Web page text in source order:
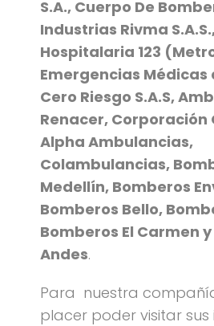
S.A., Cuerpo De
Industrias Rivma
Hospitalaria 123
Emergencias Médicas
Cero Riesgo S.A.S,
Renacer, Corporación
Alpha Ambulancias,
Colambulancias,
Medellín, Bomberos
Bomberos Bello,
Bomberos El Carmen
Andes.
Para nuestra
placer poder visitar sus